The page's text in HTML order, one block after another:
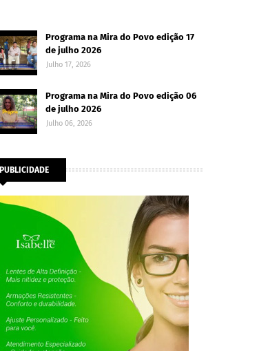
Programa na Mira do Povo edição 17
de julho 2026
Julho 17, 2026
Programa na Mira do Povo edição 06
de julho 2026
Julho 06, 2026
PUBLICIDADE